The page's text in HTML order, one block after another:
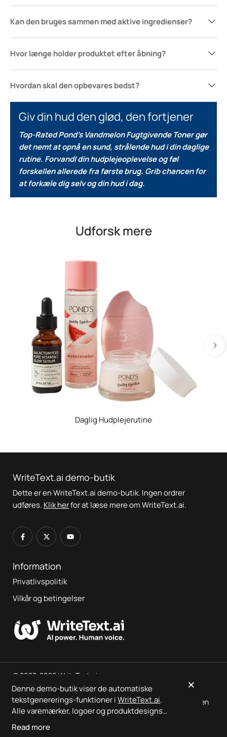
Kan den bruges sammen med aktive ingredienser?
Hvor længe holder produktet efter åbning?
Hvordan skal den opbevares bedst?
Giv din hud den glød, den fortjener
Top-Rated Pond’s Vandmelon Fugtgivende Toner gør
det nemt at opnå en sund, strålende hud i din daglige
rutine. Forvandl din hudplejeoplevelse og føl
forskellen allerede fra første brug. Grib chancen for
at forkæle dig selv og din hud i dag.
Udforsk mere
Daglig Hudplejerutine
WriteText.ai demo-butik
Dette er en WriteText.ai demo-butik. Ingen ordrer
udføres. Klik herfor at læse mere om WriteText.ai.
Information
Privatlivspolitik
Vilkår og betingelser
© 2023-2026 WriteText.ai
Dette er en demo-butik, der viserWriteText.ai-output ‒ ingen
ordrer udføres.
Denne demo-butik viser de automatiske
tekstgenererings-funktioner iWriteText.ai.
Alle varemærker, logoer og produktdesigns
tilhører de respektive ejere.
ikke tilknyttet, sponsoreret af eller godkendt
Read more
×